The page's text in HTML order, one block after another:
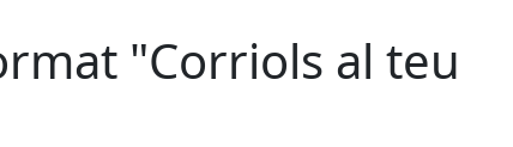
"Corriols al teu